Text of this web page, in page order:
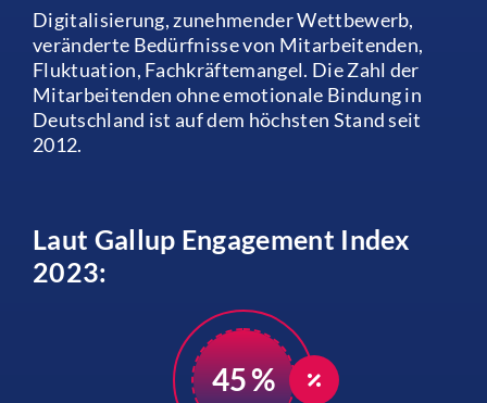
Digitalisierung, zunehmender Wettbewerb,
veränderte Bedürfnisse von Mitarbeitenden,
Fluktuation, Fachkräftemangel. Die Zahl der
Mitarbeitenden ohne emotionale Bindung in
Deutschland ist auf dem höchsten Stand seit
2012.
Laut Gallup Engagement Index
2023:
45 %